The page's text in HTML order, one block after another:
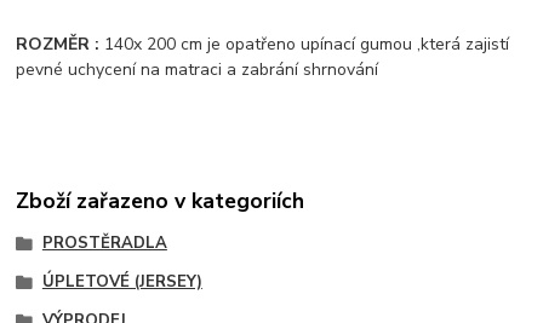
ROZMĚR : 140x 200 cm je opatřeno upínací gumou ,která zajistí
pevné uchycení na matraci a zabrání shrnování
Zboží zařazeno v kategoriích
PROSTĚRADLA
ÚPLETOVÉ (JERSEY)